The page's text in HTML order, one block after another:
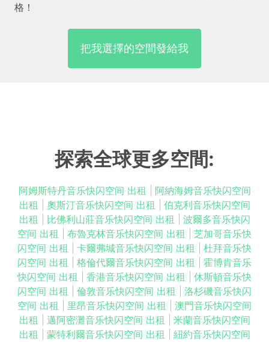
格！
把我選擇的空間發給我
探索全球更多空間:
阿姆斯特丹音乐快闪空间 出租
阿納海姆音乐快闪空间
出租
奧斯汀音乐快闪空间 出租
伯克利音乐快闪空间
出租
比佛利山莊音乐快闪空间 出租
波爾多音乐快闪
空间 出租
布魯克林音乐快闪空间 出租
芝加哥音乐快
闪空间 出租
卡爾弗城音乐快闪空间 出租
杜拜音乐快
闪空间 出租
格倫代爾音乐快闪空间 出租
霍博肯音乐
快闪空间 出租
香港音乐快闪空间 出租
休斯頓音乐快
闪空间 出租
倫敦音乐快闪空间 出租
洛杉磯音乐快闪
空间 出租
里昂音乐快闪空间 出租
澳門音乐快闪空间
出租
邁阿密灘音乐快闪空间 出租
米蘭音乐快闪空间
出租
蒙特利爾音乐快闪空间 出租
紐約音乐快闪空间